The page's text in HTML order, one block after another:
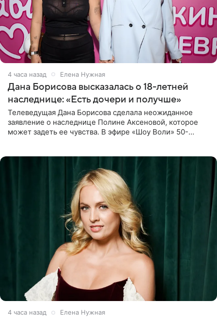
4 часа назад Елена Нужная
Дана Борисова высказалась о 18-летней
наследнице: «Есть дочери и получше»
Телеведущая Дана Борисова сделала неожиданное
заявление о наследнице Полине Аксеновой, которое
может задеть ее чувства. В эфире «Шоу Воли» 50-
4 часа назад Елена Нужная